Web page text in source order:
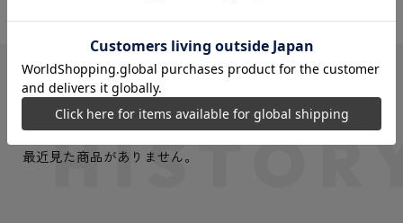
最近見た商品
最近見た商品がありません。